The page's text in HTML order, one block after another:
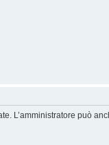
L’amministratore può